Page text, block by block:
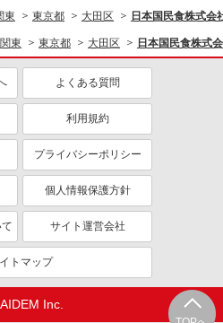
東 東京都 大田区 日本国民食株式
関東 東京都 大田区 日本国民食株式
よくある質問
利用規約
プライバシーポリシー
個人情報保護方針
サイト運営会社
トマップ
Inc.